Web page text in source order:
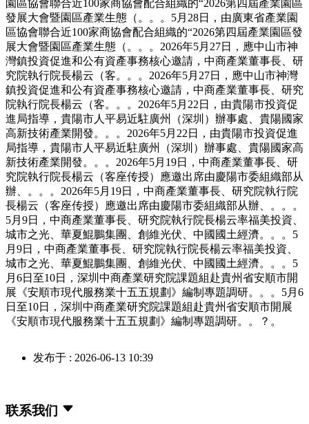
園區協會聯合近100家商協會配合組織的“2026第四屆產業園區
發展大會暨園區產業生態（。。。5月28日，由廣東省產業園
區協會聯合近100家商協會配合組織的“2026第四屆產業園區發
展大會暨園區產業生態（。。。2026年5月27日，應中山市神
灣鎮投資促進和公有資產事務核心邀請，中商產業董事長、研
究院執行院長楊云（客。。。2026年5月27日，應中山市神灣
鎮投資促進和公有資產事務核心邀請，中商產業董事長、研究
院執行院長楊云（客。。。2026年5月22日，由貴陽市投資促
進局指導，貴陽市人平易近駐廣州（深圳）辦事處、貴陽國家
高新技術產業開發。。。2026年5月22日，由貴陽市投資促進
局指導，貴陽市人平易近駐廣州（深圳）辦事處、貴陽國家高
新技術產業開發。。。2026年5月19日，中商產業董事長、研
究院執行院長楊云（客座传授）應邀出席由慶陽市委組織部从
辦、。。。2026年5月19日，中商產業董事長、研究院執行院
長楊云（客座传授）應邀出席由慶陽市委組織部从辦、。。。
5月9日，中商產業董事長、研究院執行院長楊云率福美投資、
城市之光、華夏鯤鵬集團、創維光伏、中國國土經濟。。。5
月9日，中商產業董事長、研究院執行院長楊云率福美投資、
城市之光、華夏鯤鵬集團、創維光伏、中國國土經濟。。。5
月6日至10日，深圳中商產業研究院課題組赴貴州省安順市開
展《安順市現代服務業十五五規劃》編制專題調研。。。5月6
日至10日，深圳中商產業研究院課題組赴貴州省安順市開展
《安順市現代服務業十五五規劃》編制專題調研。。？。
发布于 : 2026-06-13 10:39
联系我们